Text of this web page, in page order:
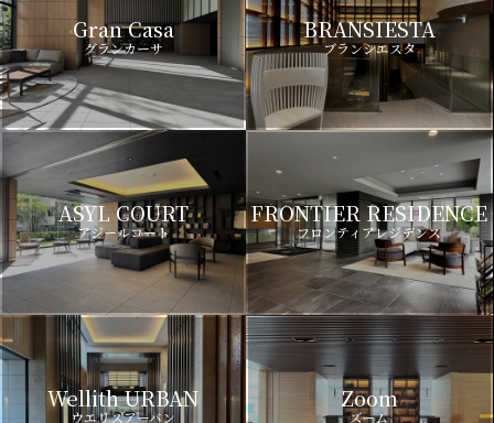
Gran Casa
グランカーサ
BRANSIESTA
ブランシエスタ
ASYL COURT
アジールコート
FRONTIER RESIDENCE
フロンティアレジデンス
Wellith URBAN
ウエリスアーバン
Zoom
ズーム